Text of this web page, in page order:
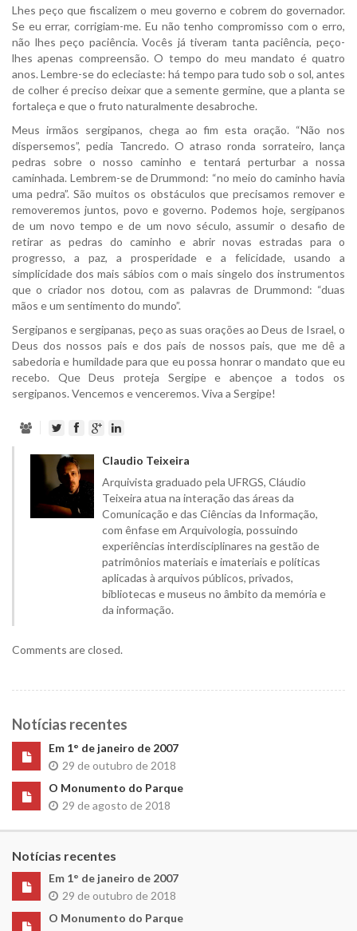
Lhes peço que fiscalizem o meu governo e cobrem do governador.
Se eu errar, corrigiam-me. Eu não tenho compromisso com o erro,
não lhes peço paciência. Vocês já tiveram tanta paciência, peço-
lhes apenas compreensão. O tempo do meu mandato é quatro
anos. Lembre-se do ecleciaste: há tempo para tudo sob o sol, antes
de colher é preciso deixar que a semente germine, que a planta se
fortaleça e que o fruto naturalmente desabroche.
Meus irmãos sergipanos, chega ao fim esta oração. “Não nos
dispersemos”, pedia Tancredo. O atraso ronda sorrateiro, lança
pedras sobre o nosso caminho e tentará perturbar a nossa
caminhada. Lembrem-se de Drummond: “no meio do caminho havia
uma pedra”. São muitos os obstáculos que precisamos remover e
removeremos juntos, povo e governo. Podemos hoje, sergipanos
de um novo tempo e de um novo século, assumir o desafio de
retirar as pedras do caminho e abrir novas estradas para o
progresso, a paz, a prosperidade e a felicidade, usando a
simplicidade dos mais sábios com o mais singelo dos instrumentos
que o criador nos dotou, com as palavras de Drummond: “duas
mãos e um sentimento do mundo”.
Sergipanos e sergipanas, peço as suas orações ao Deus de Israel, o
Deus dos nossos pais e dos pais de nossos pais, que me dê a
sabedoria e humildade para que eu possa honrar o mandato que eu
recebo. Que Deus proteja Sergipe e abençoe a todos os
sergipanos. Vencemos e venceremos. Viva a Sergipe!
Claudio Teixeira
Arquivista graduado pela UFRGS, Cláudio
Teixeira atua na interação das áreas da
Comunicação e das Ciências da Informação,
com ênfase em Arquivologia, possuindo
experiências interdisciplinares na gestão de
patrimônios materiais e imateriais e políticas
aplicadas à arquivos públicos, privados,
bibliotecas e museus no âmbito da memória e
da informação.
Comments are closed.
Notícias recentes
Em 1° de janeiro de 2007
29 de outubro de 2018
O Monumento do Parque
29 de agosto de 2018
Notícias recentes
Em 1° de janeiro de 2007
29 de outubro de 2018
O Monumento do Parque